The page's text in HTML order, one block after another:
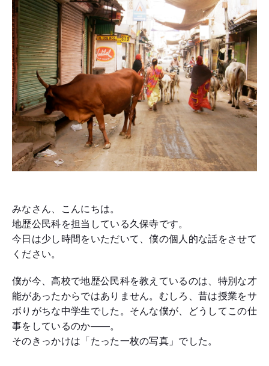
みなさん、こんにちは。
地歴公民科を担当している久保寺です。
今日は少し時間をいただいて、僕の個人的な話をさせて
ください。
僕が今、高校で地歴公民科を教えているのは、特別な才
能があったからではありません。むしろ、昔は授業をサ
ボりがちな中学生でした。そんな僕が、どうしてこの仕
事をしているのか――。
そのきっかけは「たった一枚の写真」でした。